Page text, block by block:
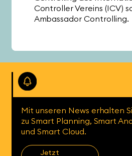
Controller Vereins (ICV)
Ambassador Controlling.
Mit unseren News erhalten
zu Smart Planning, Smart
und Smart Cloud.
Jetzt